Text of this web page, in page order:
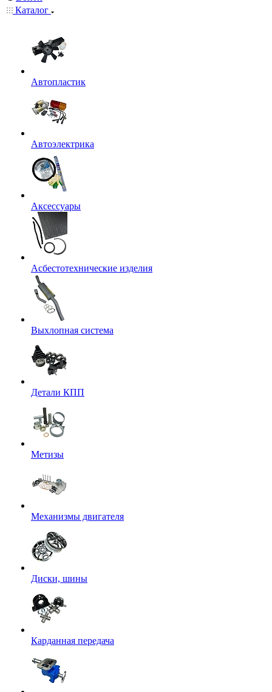
Каталог
Автопластик
Автоэлектрика
Аксессуары
Асбестотехнические изделия
Выхлопная система
Детали КПП
Метизы
Механизмы двигателя
Диски, шины
Карданная передача